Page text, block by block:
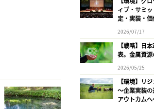
ィブ・サミ
定・実装・
2026/07/17
【戦略】日
表。金属資
2026/05/25
【環境】リ
〜企業実装
アウトカムへ